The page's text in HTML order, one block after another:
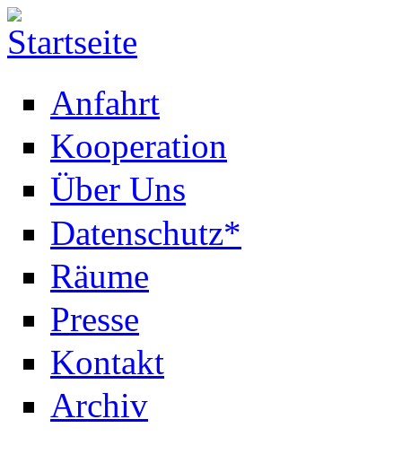
Anfahrt
Kooperation
Über Uns
Datenschutz*
Räume
Presse
Kontakt
Archiv